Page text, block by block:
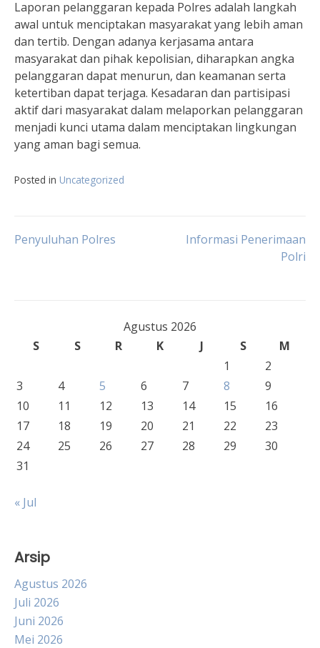
Laporan pelanggaran kepada Polres adalah langkah
awal untuk menciptakan masyarakat yang lebih aman
dan tertib. Dengan adanya kerjasama antara
masyarakat dan pihak kepolisian, diharapkan angka
pelanggaran dapat menurun, dan keamanan serta
ketertiban dapat terjaga. Kesadaran dan partisipasi
aktif dari masyarakat dalam melaporkan pelanggaran
menjadi kunci utama dalam menciptakan lingkungan
yang aman bagi semua.
Posted in Uncategorized
Navigasi
Penyuluhan Polres
Informasi Penerimaan
Polri
Agustus 2026
S
S R K J S
M
1
2
3
4 5 6 7 8
9
10
11 12 13 14 15
16
17
18 19 20 21 22
23
24
25 26 27 28 29
30
31
« Jul
Arsip
Agustus 2026
Juli 2026
Juni 2026
Mei 2026